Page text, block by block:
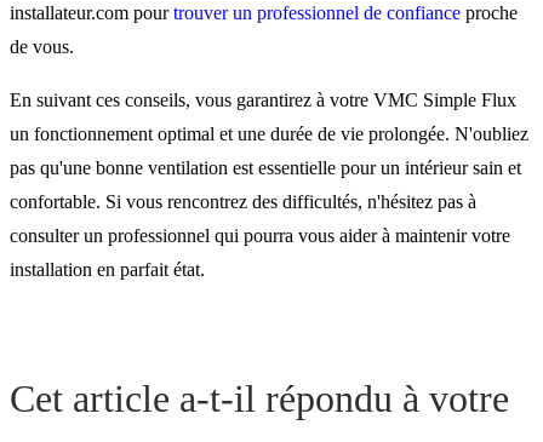
installateur.com pourtrouver un professionnel de confiance proche
de vous.
En suivant ces conseils, vous garantirez à votre VMC Simple Flux
un fonctionnement optimal et une durée de vie prolongée. N'oubliez
pas qu'une bonne ventilation est essentielle pour un intérieur sain et
confortable. Si vous rencontrez des difficultés, n'hésitez pas à
consulter un professionnel qui pourra vous aider à maintenir votre
installation en parfait état.
Cet article a-t-il répondu à votre